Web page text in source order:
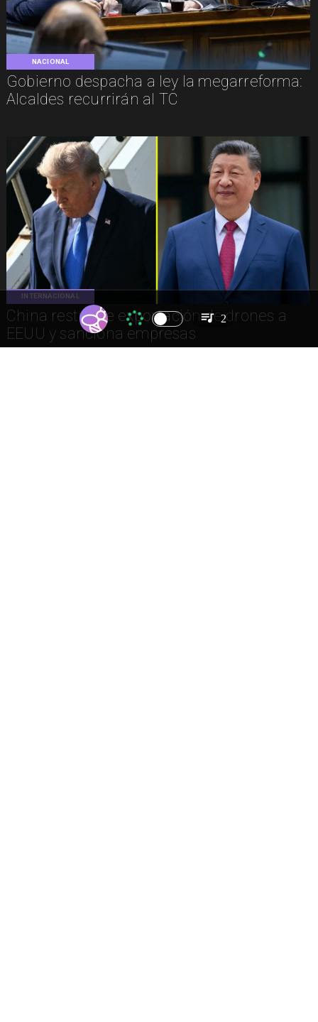
NACIONAL
Gobierno despacha a ley la megarreforma:
Alcaldes recurrirán al TC
INTERNACIONAL
China restringe exportación de drones a
EEUU y sanciona empresas
2